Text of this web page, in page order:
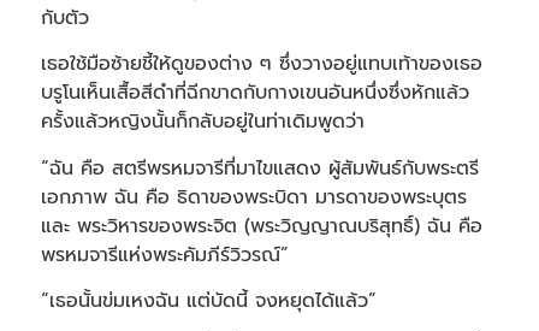
กับตัว
เธอใช้มือซ้ายชี้ให้ดูของต่าง ๆ ซึ่งวางอยู่แทบเท้าของเธอ
บรูโนเห็นเสื้อสีดำที่ฉีกขาดกับกางเขนอันหนึ่งซึ่งหักแล้ว
ครั้งแล้วหญิงนั้นก็กลับอยู่ในท่าเดิมพูดว่า
“ฉัน คือ สตรีพรหมจารีที่มาไขแสดง ผู้สัมพันธ์กับพระตรี
เอกภาพ ฉัน คือ ธิดาของพระบิดา มารดาของพระบุตร
และ พระวิหารของพระจิต (พระวิญญาณบริสุทธิ์) ฉัน คือ
พรหมจารีแห่งพระคัมภีร์วิวรณ์”
“เธอนั้นข่มเหงฉัน แต่บัดนี้ จงหยุดได้แล้ว”